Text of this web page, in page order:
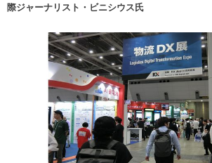
際ジャーナリスト・ビニシウス氏